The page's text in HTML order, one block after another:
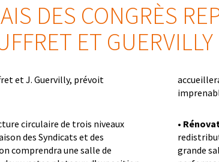
DES CONGRÈS
ET GUERVILLY
et J. Guervilly, prévoit
circulaire de trois niveaux
des Syndicats et des
comprendra une salle de
•
grande